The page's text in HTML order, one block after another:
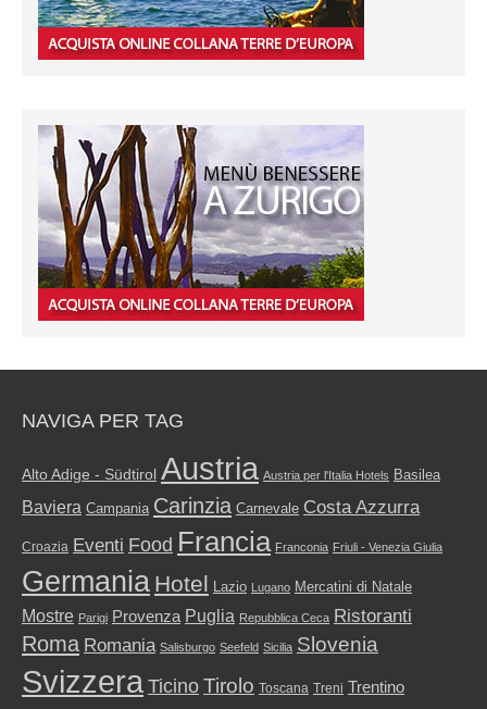
NAVIGA PER TAG
Alto Adige - Südtirol Austria Austria per l'Italia Hotels Basilea
Baviera Campania Carinzia Carnevale Costa Azzurra
Croazia Eventi Food Francia Franconia Friuli - Venezia Giulia
Germania Hotel Lazio Lugano Mercatini di Natale
Mostre Parigi Provenza Puglia Repubblica Ceca Ristoranti
Roma Romania Salisburgo Seefeld Sicilia Slovenia
Svizzera Ticino Tirolo Toscana Treni Trentino